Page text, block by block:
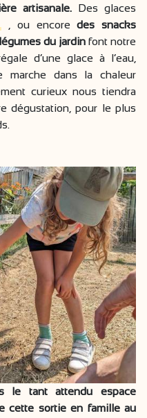
artisanale.Des glaces
, ou encoredes snacks
du jardinfont notre
d’une glace à l’eau,
marche dans la chaleur
curieux nous tiendra
dégustation, pour le plus
le tant attendu espace
cette sortie en famille au